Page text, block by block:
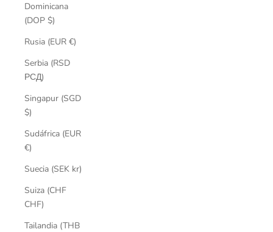
Dominicana
(DOP $)
Rusia (EUR €)
Serbia (RSD
РСД)
Singapur (SGD
$)
Sudáfrica (EUR
€)
Suecia (SEK kr)
Suiza (CHF
CHF)
Tailandia (THB